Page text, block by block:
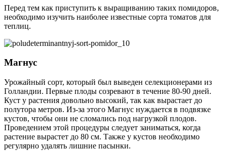
Перед тем как приступить к выращиванию таких помидоров,
необходимо изучить наиболее известные сорта томатов для
теплиц.
Магнус
Урожайный сорт, который был выведен селекционерами из
Голландии. Первые плоды созревают в течение 80-90 дней.
Куст у растения довольно высокий, так как вырастает до
полутора метров. Из-за этого Магнус нуждается в подвязке
кустов, чтобы они не сломались под нагрузкой плодов.
Проведением этой процедуры следует заниматься, когда
растение вырастет до 80 см. Также у кустов необходимо
регулярно удалять лишние пасынки.